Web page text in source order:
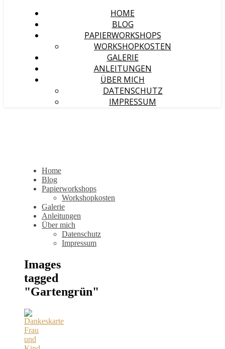
HOME
BLOG
PAPIERWORKSHOPS
WORKSHOPKOSTEN
GALERIE
ANLEITUNGEN
ÜBER MICH
DATENSCHUTZ
IMPRESSUM
Home
Blog
Papierworkshops
Workshopkosten
Galerie
Anleitungen
Über mich
Datenschutz
Impressum
Images
tagged
"Gartengrün"